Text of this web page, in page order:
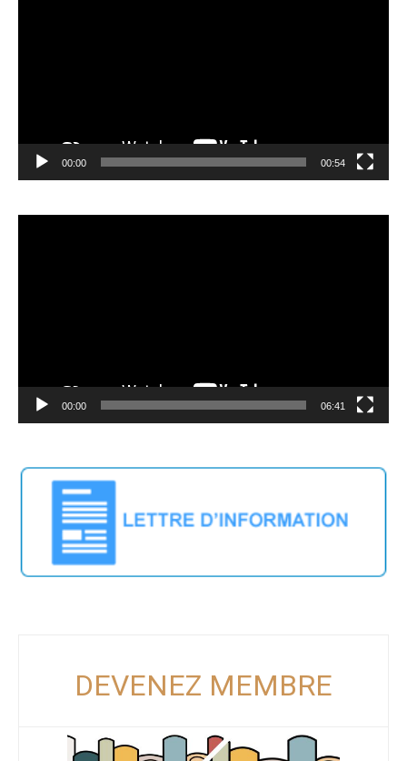
00:00 00:54
00:00 06:41
DEVENEZ MEMBRE